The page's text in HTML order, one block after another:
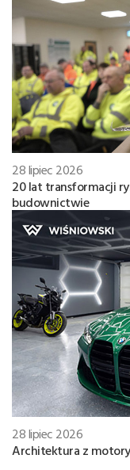
28 lipiec 2026
20 lat transformacji
budownictwie
28 lipiec 2026
Architektura z